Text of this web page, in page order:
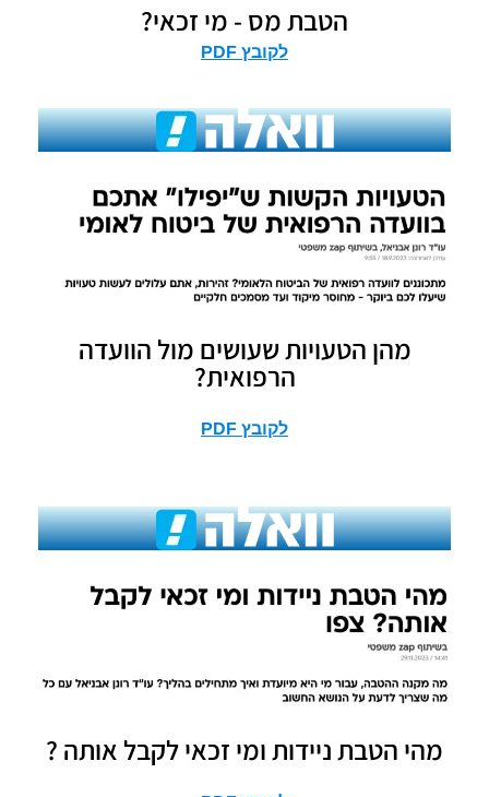
הטבת מס - מי זכאי?
לקובץ PDF
מהן הטעויות שעושים מול הוועדה
הרפואית?
לקובץ PDF
מהי הטבת ניידות ומי זכאי לקבל אותה ?